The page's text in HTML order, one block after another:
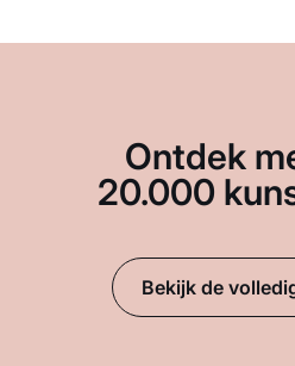
Ontdek
20.000
Bekijk de